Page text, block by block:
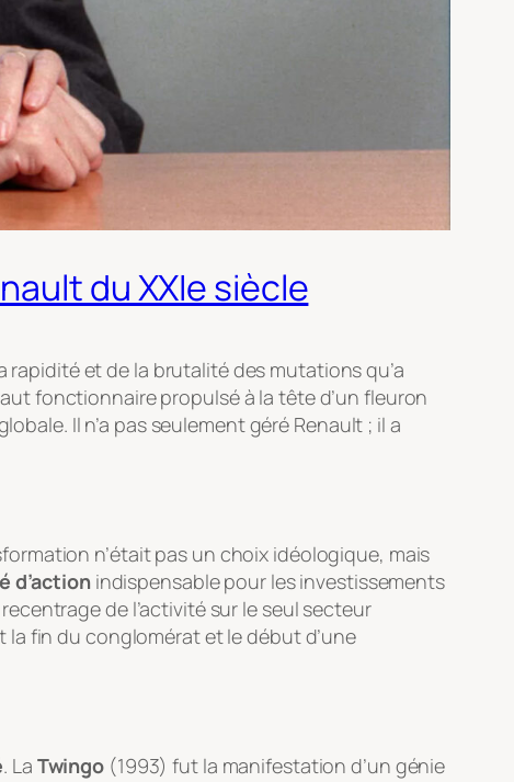
du XXIe siècle
rapidité et de la brutalité des mutations qu’a
fonctionnaire propulsé à la tête d’un fleuron
Il n’a pas seulement géré Renault ; il a
n’était pas un choix idéologique, mais
d’actionindispensable pour les investissements
de l’activité sur le seul secteur
fin du conglomérat et le début d’une
. La Twingo (1993) fut la manifestation d’un génie